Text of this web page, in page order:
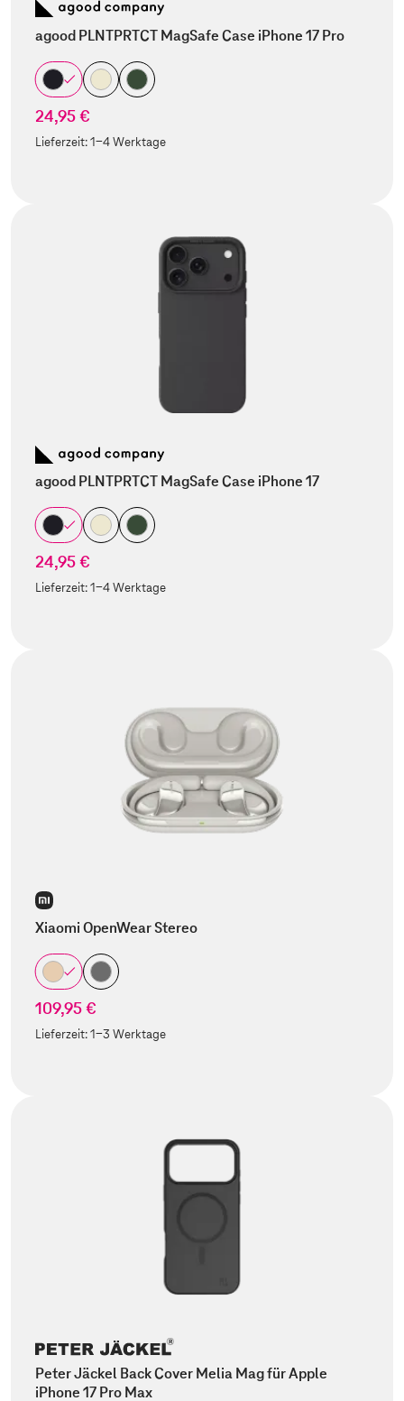
agood PLNTPRTCT MagSafe Case iPhone 17 Pro
24,95 €
Lieferzeit:1-4 Werktage
agood PLNTPRTCT MagSafe Case iPhone 17
24,95 €
Lieferzeit:1-4 Werktage
Xiaomi OpenWear Stereo
109,95 €
Lieferzeit:1-3 Werktage
Peter Jäckel Back Cover Melia Mag für Apple
iPhone 17 Pro Max